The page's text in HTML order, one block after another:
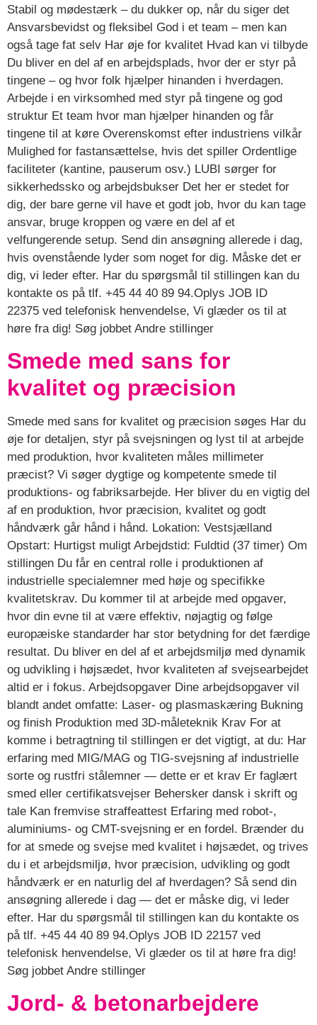
Stabil og mødestærk – du dukker op, når du siger det
Ansvarsbevidst og fleksibel God i et team – men kan
også tage fat selv Har øje for kvalitet Hvad kan vi tilbyde
Du bliver en del af en arbejdsplads, hvor der er styr på
tingene – og hvor folk hjælper hinanden i hverdagen.
Arbejde i en virksomhed med styr på tingene og god
struktur Et team hvor man hjælper hinanden og får
tingene til at køre Overenskomst efter industriens vilkår
Mulighed for fastansættelse, hvis det spiller Ordentlige
faciliteter (kantine, pauserum osv.) LUBI sørger for
sikkerhedssko og arbejdsbukser Det her er stedet for
dig, der bare gerne vil have et godt job, hvor du kan tage
ansvar, bruge kroppen og være en del af et
velfungerende setup. Send din ansøgning allerede i dag,
hvis ovenstående lyder som noget for dig. Måske det er
dig, vi leder efter. Har du spørgsmål til stillingen kan du
kontakte os på tlf. +45 44 40 89 94.Oplys JOB ID
22375 ved telefonisk henvendelse, Vi glæder os til at
høre fra dig! Søg jobbet Andre stillinger
Smede med sans for
kvalitet og præcision
Smede med sans for kvalitet og præcision søges Har du
øje for detaljen, styr på svejsningen og lyst til at arbejde
med produktion, hvor kvaliteten måles millimeter
præcist? Vi søger dygtige og kompetente smede til
produktions- og fabriksarbejde. Her bliver du en vigtig del
af en produktion, hvor præcision, kvalitet og godt
håndværk går hånd i hånd. Lokation: Vestsjælland
Opstart: Hurtigst muligt Arbejdstid: Fuldtid (37 timer) Om
stillingen Du får en central rolle i produktionen af
industrielle specialemner med høje og specifikke
kvalitetskrav. Du kommer til at arbejde med opgaver,
hvor din evne til at være effektiv, nøjagtig og følge
europæiske standarder har stor betydning for det færdige
resultat. Du bliver en del af et arbejdsmiljø med dynamik
og udvikling i højsædet, hvor kvaliteten af svejsearbejdet
altid er i fokus. Arbejdsopgaver Dine arbejdsopgaver vil
blandt andet omfatte: Laser- og plasmaskæring Bukning
og finish Produktion med 3D-måleteknik Krav For at
komme i betragtning til stillingen er det vigtigt, at du: Har
erfaring med MIG/MAG og TIG-svejsning af industrielle
sorte og rustfri stålemner — dette er et krav Er faglært
smed eller certifikatsvejser Behersker dansk i skrift og
tale Kan fremvise straffeattest Erfaring med robot-,
aluminiums- og CMT-svejsning er en fordel. Brænder du
for at smede og svejse med kvalitet i højsædet, og trives
du i et arbejdsmiljø, hvor præcision, udvikling og godt
håndværk er en naturlig del af hverdagen? Så send din
ansøgning allerede i dag — det er måske dig, vi leder
efter. Har du spørgsmål til stillingen kan du kontakte os
på tlf. +45 44 40 89 94.Oplys JOB ID 22157 ved
telefonisk henvendelse, Vi glæder os til at høre fra dig!
Søg jobbet Andre stillinger
Jord- & betonarbejdere